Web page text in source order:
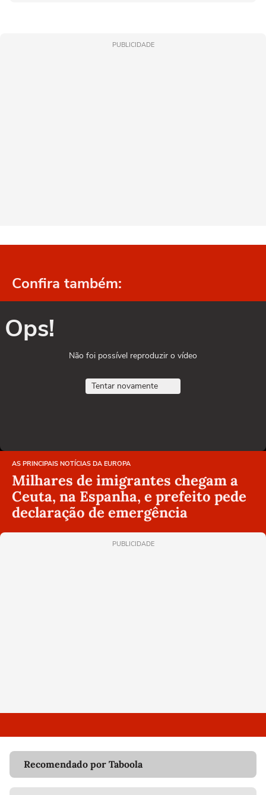
PUBLICIDADE
Confira também:
Ops!
Não foi possível reproduzir o vídeo
Tentar novamente
AS PRINCIPAIS NOTÍCIAS DA EUROPA
Milhares de imigrantes chegam a
Ceuta, na Espanha, e prefeito pede
declaração de emergência
PUBLICIDADE
Recomendado por Taboola